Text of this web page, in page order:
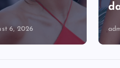
6, 2026